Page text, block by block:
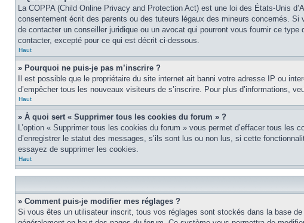
La COPPA (Child Online Privacy and Protection Act) est une loi des États-Unis
consentement écrit des parents ou des tuteurs légaux des mineurs concernés.
de contacter un conseiller juridique ou un avocat qui pourront vous fournir ce
contacter, excepté pour ce qui est décrit ci-dessous.
Haut
» Pourquoi ne puis-je pas m’inscrire ?
Il est possible que le propriétaire du site internet ait banni votre adresse IP ou
d’empêcher tous les nouveaux visiteurs de s’inscrire. Pour plus d’informations,
Haut
» À quoi sert « Supprimer tous les cookies du forum » ?
L’option « Supprimer tous les cookies du forum » vous permet d’effacer tous
d’enregistrer le statut des messages, s’ils sont lus ou non lus, si cette
essayez de supprimer les cookies.
Haut
» Comment puis-je modifier mes réglages ?
Si vous êtes un utilisateur inscrit, tous vos réglages sont stockés dans la base